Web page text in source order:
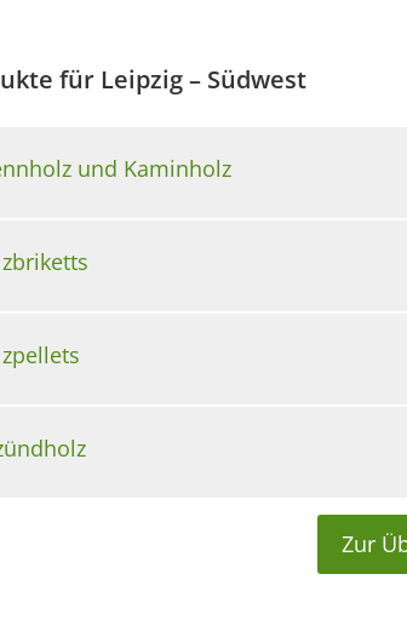
für Leipzig – Südwest
und Kaminholz
Zur